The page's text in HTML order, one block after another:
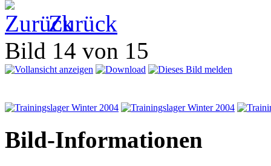
Zurück
Bild 14 von 15
Bild-Informationen